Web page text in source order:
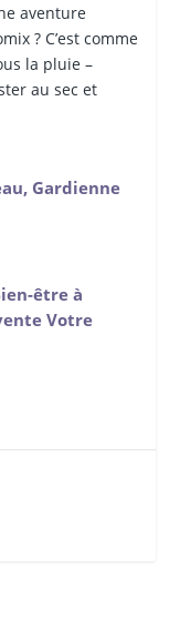
aventure
? C’est comme
la pluie –
au sec et
Gardienne
être à
Votre